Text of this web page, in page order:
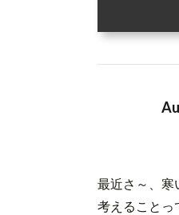
最近さ～、寒
考えることっ